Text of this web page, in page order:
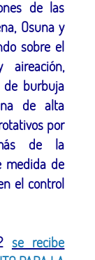
de las
Osuna y
sobre el
de burbuja
de alta
por
de la
medida de
el control
se recibe